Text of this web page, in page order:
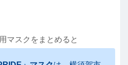
マスクをまとめると